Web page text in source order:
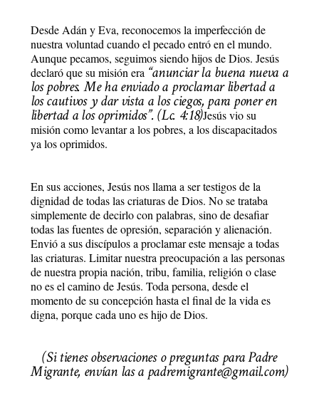
Desde Adán y Eva, reconocemos la imperfección de
nuestra voluntad cuando el pecado entró en el mundo.
Aunque pecamos, seguimos siendo hijos de Dios. Jesús
declaró que su misión era “anunciar la buena nueva a
los pobres. Me ha enviado a proclamar libertad a
los cautivos y dar vista a los ciegos, para poner en
libertad a los oprimidos”. (Lc. 4:18)Jesús vio su
misión como levantar a los pobres, a los discapacitados
ya los oprimidos.
En sus acciones, Jesús nos llama a ser testigos de la
dignidad de todas las criaturas de Dios. No se trataba
simplemente de decirlo con palabras, sino de desafiar
todas las fuentes de opresión, separación y alienación.
Envió a sus discípulos a proclamar este mensaje a todas
las criaturas. Limitar nuestra preocupación a las personas
de nuestra propia nación, tribu, familia, religión o clase
no es el camino de Jesús. Toda persona, desde el
momento de su concepción hasta el final de la vida es
digna, porque cada uno es hijo de Dios.
(Si tienes observaciones o preguntas para Padre
Migrante, envían las a padremigrante@gmail.com)